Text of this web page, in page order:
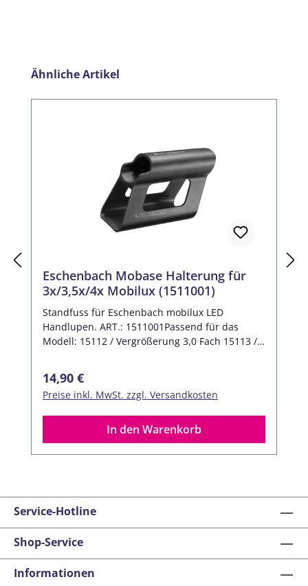
Produktgalerie überspringen
Ähnliche Artikel
Eschenbach Mobase Halterung für
3x/3,5x/4x Mobilux (1511001)
Standfuss für Eschenbach mobilux LED
Handlupen. ART.: 1511001Passend für das
Modell: 15112 / Vergrößerung 3,0 Fach 15113 /
(ohne Lupe)
Regulärer Preis:
14,90 €
Preise inkl. MwSt. zzgl. Versandkosten
In den Warenkorb
Service-Hotline
Shop-Service
Informationen